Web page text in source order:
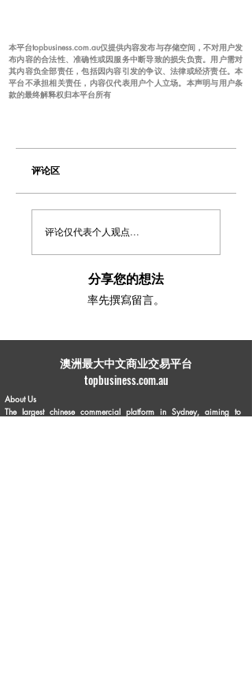
本平台topbusiness.com.au仅提供内容发布与存储空间，不对用户发
布内容的合法性、准确性或因服务中断导致的损失负责。用户需对
其内容负全部责任，包括因内容引发的争议、法律或经济责任。本
平台不承担相关责任，内容仅代表用户个人立场。本声明与用户条
款的最终解释权归本平台所有
评论区
评论仅代表个人观点...
分享您的想法
率先撰寫留言。
​澳洲最大中文商业交易平台
topbusiness.com.au
About Us
The largest chinese commercial platform in Sydney, aiming to